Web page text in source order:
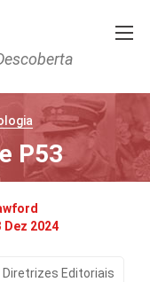
P53
Dez 2024
Diretrizes Editoriais